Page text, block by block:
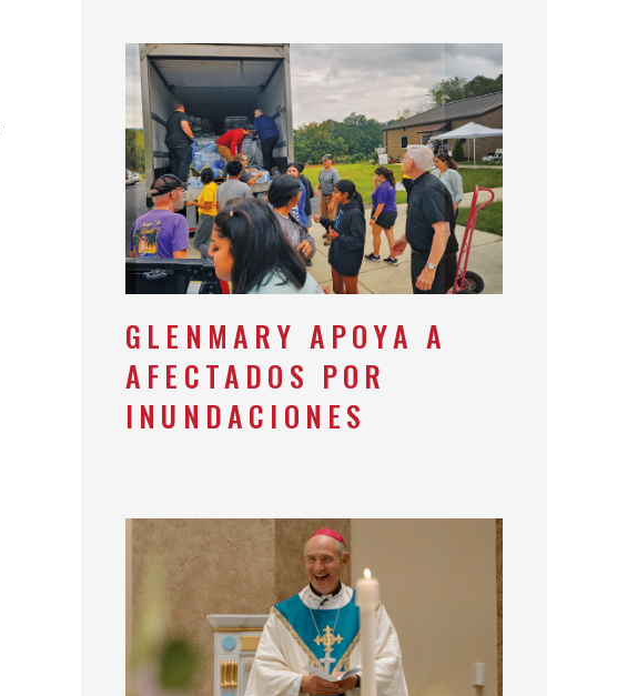
GLENMARY APOYA A
AFECTADOS POR
INUNDACIONES